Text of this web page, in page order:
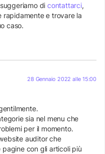
dicontattarci,
rapidamente e trovare la
caso.
28 Gennaio 2022 alle 15:00
sia nel menu che
per il momento.
auditor che
con gli articoli più